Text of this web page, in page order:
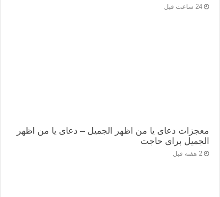
24 ساعت قبل
معجزات دعای یا من اظهر الجمیل – دعای یا من اظهر
الجمیل برای حاجت
2 هفته قبل